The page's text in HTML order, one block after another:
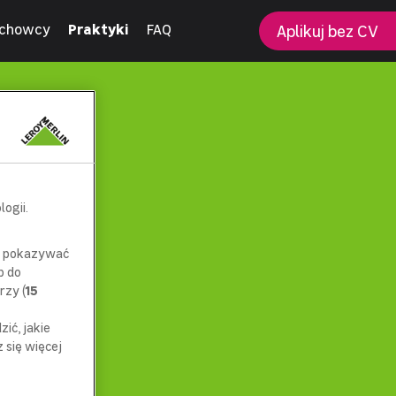
Praktyki FAQ Aplikuj bez CV
pokazywać
do
(15
jakie
się więcej